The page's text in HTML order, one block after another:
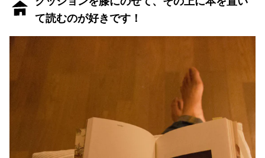
て読むのが好きです！